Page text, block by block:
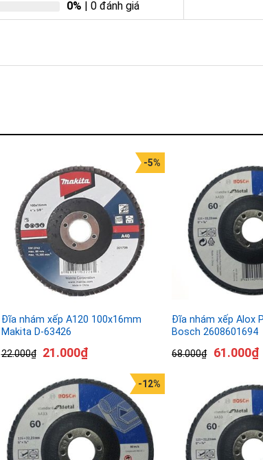
0% | 0 đánh giá
Đĩa nhám xếp A120 100x16mm
Makita D-63426
22.000₫
-5%
21.000₫
Đĩa nhám xếp Alox
Bosch 2608601694
68.000₫ 61.000₫
-12%